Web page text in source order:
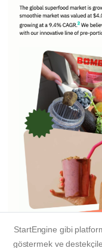
StartEngine gibi
göstermek ve